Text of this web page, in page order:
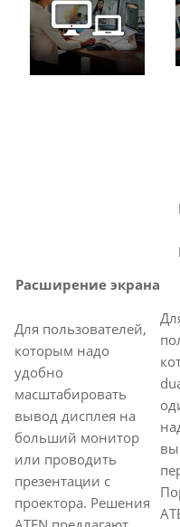
Расширение экрана
Для пользователей,
которым надо
удобно
масштабировать
вывод дисплея на
больший монитор
или проводить
презентации с
проектора. Решения